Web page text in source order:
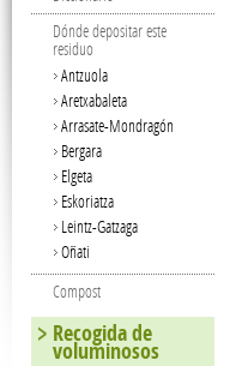
Dónde depositar este
residuo
Antzuola
Aretxabaleta
Arrasate-Mondragón
Bergara
Elgeta
Eskoriatza
Leintz-Gatzaga
Oñati
Compost
Recogida de
voluminosos